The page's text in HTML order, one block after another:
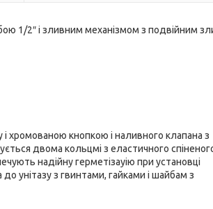
1/2″ і зливним механізмом з подвійним
хромованою кнопкою і наливного клапана з
двома кольцмі з еластичного
надійну герметізауію при установці
унітазу з гвинтами, гайками і шайбам з